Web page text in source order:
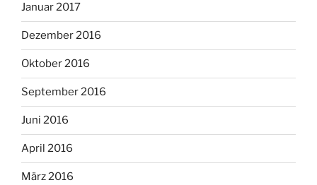
Januar 2017
Dezember 2016
Oktober 2016
September 2016
Juni 2016
April 2016
März 2016